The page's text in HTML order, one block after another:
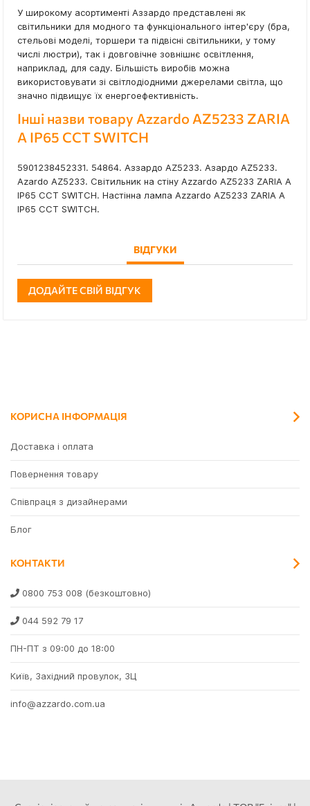
У широкому асортименті Аззардо представлені як
світильники для модного та функціонального інтер'єру (бра,
стельові моделі, торшери та підвісні світильники, у тому
числі люстри), так і довговічне зовнішнє освітлення,
наприклад, для саду. Більшість виробів можна
використовувати зі світлодіодними джерелами світла, що
значно підвищує їх енергоефективність.
Інші назви товару Azzardo AZ5233 ZARIA
A IP65 CCT SWITCH
5901238452331. 54864. Аззардо AZ5233. Азардо AZ5233.
Azardo AZ5233. Світильник на стіну Azzardo AZ5233 ZARIA A
IP65 CCT SWITCH. Настінна лампа Azzardo AZ5233 ZARIA A
IP65 CCT SWITCH.
ВІДГУКИ
ДОДАЙТЕ СВІЙ ВІДГУК
КОРИСНА ІНФОРМАЦІЯ
Доставка і оплата
Повернення товару
Співпраця з дизайнерами
Блог
КОНТАКТИ
0800 753 008 (безкоштовно)
044 592 79 17
ПН-ПТ з 09:00 до 18:00
Київ, Західний провулок, 3Ц
info@azzardo.com.ua